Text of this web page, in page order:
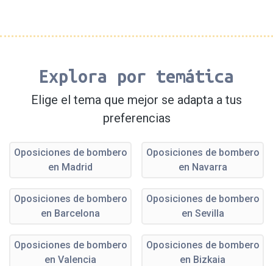
Explora por temática
Elige el tema que mejor se adapta a tus
preferencias
Oposiciones de bombero
en Madrid
Oposiciones de bombero
en Navarra
Oposiciones de bombero
en Barcelona
Oposiciones de bombero
en Sevilla
Oposiciones de bombero
en Valencia
Oposiciones de bombero
en Bizkaia